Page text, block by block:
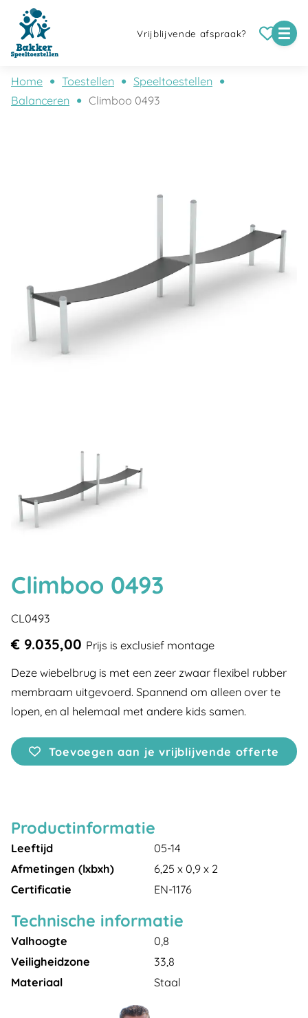
Vrijblijvende afspraak?
Home Toestellen
Speeltoestellen
Balanceren
Climboo 0493
Climboo 0493
CL0493
€ 9.035,00 Prijs is exclusief montage
Deze wiebelbrug is met een zeer zwaar flexibel rubber
membraam uitgevoerd. Spannend om alleen over te
lopen, en al helemaal met andere kids samen.
Toevoegen aan je vrijblijvende offerte
Productinformatie
Leeftijd
05-14
Afmetingen (lxbxh)
6,25 x 0,9 x 2
Certificatie
EN-1176
Technische informatie
Valhoogte
0,8
Veiligheidzone
33,8
Materiaal
Staal